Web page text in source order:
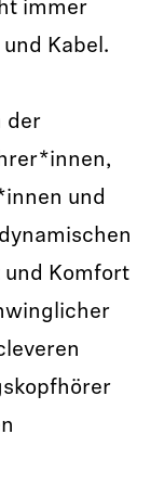
immer
Kabel.
der
und
und Komfort